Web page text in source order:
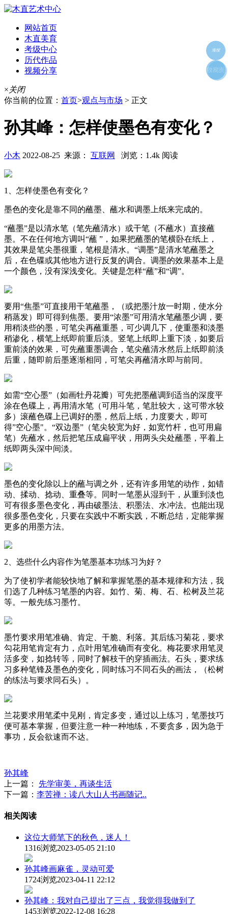
网站首页
木直美育
考级中心
历代作品
视频分享
×关闭
你当前的位置： 首页>观点与市场 > 正文
孙其峰：怎样使墨色有变化？
小木 2022-08-25 来源： 互联网 浏览：1.4k 阅读
1、怎样使墨色有变化？
墨色的变化是靠不同的蘸墨、蘸水和调墨上纸来完成的。
“蘸墨”是以清水笔（笔先蘸清水）或干笔（不蘸水）直接蘸
墨。不在任何地方调叫“蘸 ”，如果把蘸墨的笔横卧在纸上，
其效果是笔尖墨很重，笔根是清水。“调墨”是清水笔蘸墨之
后，在色碟或其他地方进行反复的调合。调墨的效果基本上是
一个颜色，没有深浅变化。关键是怎样“蘸”和“调”。
要用“焦墨”可直接用干笔蘸墨，（或把墨汁放一时期，使水分
稍蒸发）即可得到焦墨。要用“浓墨”可用清水笔蘸墨少调，要
用稍淡些的墨，可笔尖再蘸重墨，可少调几下，使重墨和淡墨
稍渗化，横笔上纸即前重后淡。竖笔上纸即上重下淡，如要后
重前淡的效果，可先蘸重墨调合，笔尖蘸清水然后上纸即前淡
后重，随即前后墨逐渐相同，可笔尖再蘸清水即与前同。
如需“空心墨”（如画牡丹花瓣）可先把墨蘸调到适当的深度平
涂在色碟上，再用清水笔（可用斗笔，笔肚较大，这可带水较
多）滚蘸色碟上已调好的墨，然后上纸，力度要大，即可
得”空心墨"。“双边墨”（笔尖较宽为好，如宽竹杆，也可用扁
笔）先蘸水，然后把笔压成扁平状，用两头尖处蘸墨，平着上
纸即两头深中间淡。
墨色的变化除以上的蘸与调之外，还有许多用笔的动作，如错
动、揉动、捻动、重叠等。同时一笔墨从湿到干，从重到淡也
可有很多墨色变化，再由破墨法、积墨法、水冲法。也能出现
很多墨色变化，只要在实践中不断实践，不断总结，定能掌握
更多的用墨方法。
2、选些什么内容作为笔墨基本功练习为好？
为了使初学者能较快地了解和掌握笔墨的基本规律和方法，我
们选了几种练习笔墨的内容。如竹、菊、梅、石、松树及兰花
等。一般先练习墨竹。
墨竹要求用笔准确、肯定、干脆、利落。其后练习菊花，要求
勾花用笔肯定有力，点叶用笔准确而有变化。梅花要求用笔灵
活多变，如捻转等，同时了解枝干的穿插画法。石头，要求练
习多种笔锋及墨色的变化，同时练习不同石头的画法，（松树
的练法与要求同石头）。
兰花要求用笔柔中见刚，肯定多变，通过以上练习，笔墨技巧
便可基本掌握，但要注意一种一种地练，不要贪多，因为急于
事功，反会欲速而不达。
孙其峰
上一篇：
先学审美，再谈生活
下一篇： 李苦禅：读八大山人书画随记..
相关阅读
这位大师笔下的秋色，迷人！
1316浏览2023-05-05 21:10
孙其峰画麻雀，灵动可爱
1724浏览2023-04-11 22:12
孙其峰：我对自己提出了三点，我觉得我做到了
1453浏览2022-12-08 16:28
海报
好友
朋友圈
收藏夹